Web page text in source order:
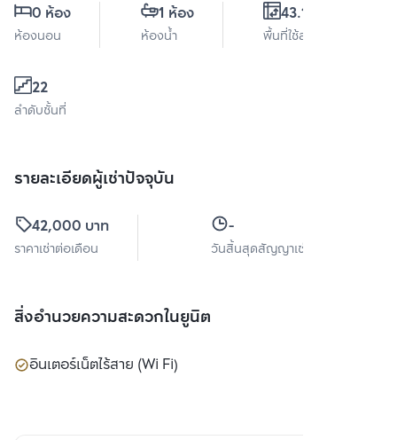
0 ห้อง
ห้องนอน
1 ห้อง
ห้องน้ำ
43.17 ตร.ม.
พื้นที่ใช้สอย
22
ลำดับชั้นที่
รายละเอียดผู้เช่าปัจจุบัน
42,000 บาท
ราคาเช่าต่อเดือน
-
วันสิ้นสุดสัญญาเช่า
สิ่งอำนวยความสะดวกในยูนิต
อินเตอร์เน็ตไร้สาย (Wi Fi)